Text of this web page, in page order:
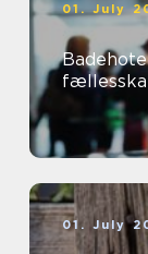
01. July
Badehotel i
01. July